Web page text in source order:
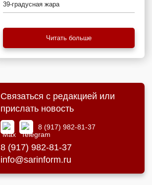
39-градусная жара
Читать больше
Связаться с редакцией или
прислать новость
8 (917) 982-81-37
8 (917) 982-81-37
info@sarinform.ru